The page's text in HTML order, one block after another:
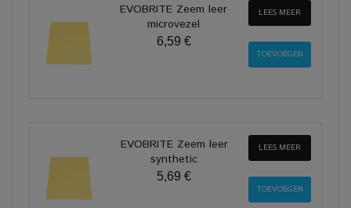
EVOBRITE Zeem leer
microvezel
6,59 €
LEES MEER
EVOBRITE Zeem leer
synthetic
5,69 €
LEES MEER